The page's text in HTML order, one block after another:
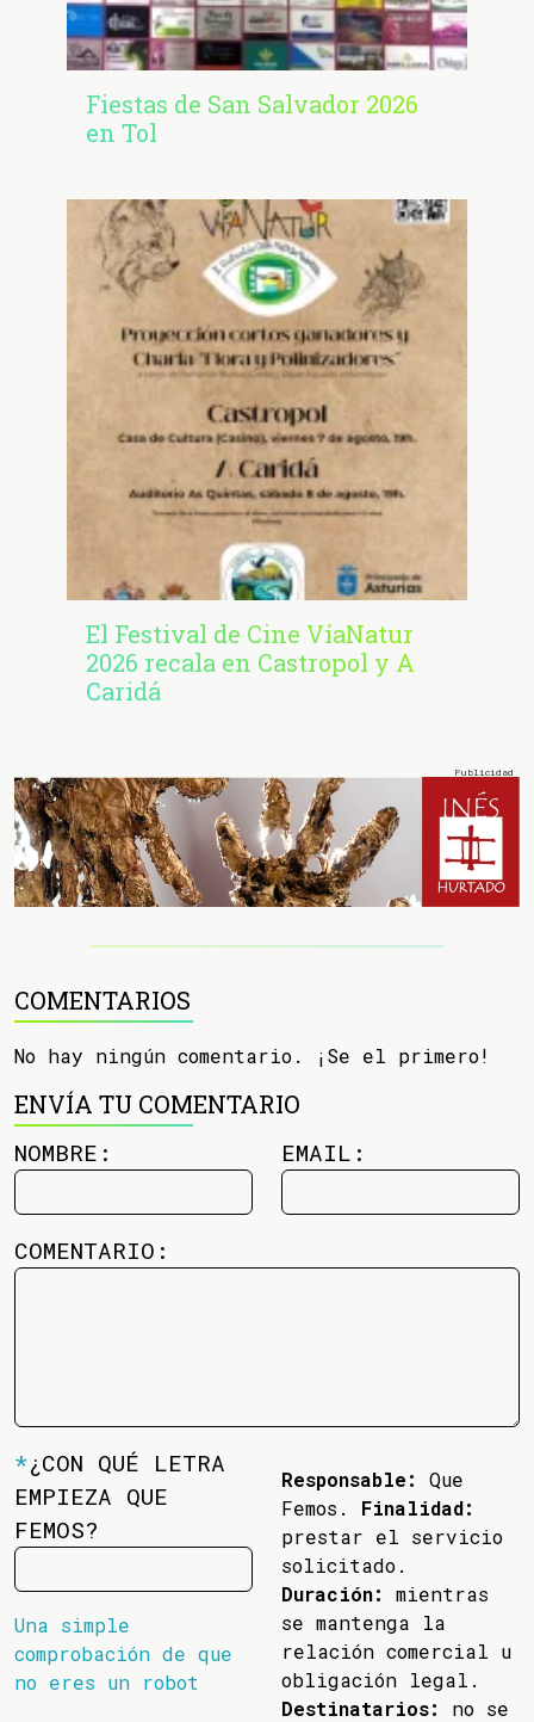
Fiestas de San Salvador 2026
en Tol
El Festival de Cine VíaNatur
2026 recala en Castropol y A
Caridá
COMENTARIOS
No hay ningún comentario. ¡Se el primero!
ENVÍA TU COMENTARIO
NOMBRE: EMAIL:
COMENTARIO:
*¿CON QUÉ LETRA
EMPIEZA QUE
FEMOS?
Una simple
comprobación de que
no eres un robot
Responsable:
Que
Femos. Finalidad:
prestar el servicio
solicitado.
Duración:
mientras
se mantenga la
relación comercial u
obligación legal.
Destinatarios:
no se